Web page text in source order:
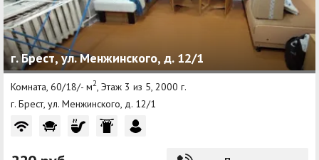
г. Брест, ул. Менжинского, д. 12/1
Комната, 60/18/- м2, Этаж 3 из 5, 2000 г.
г. Брест, ул. Менжинского, д. 12/1